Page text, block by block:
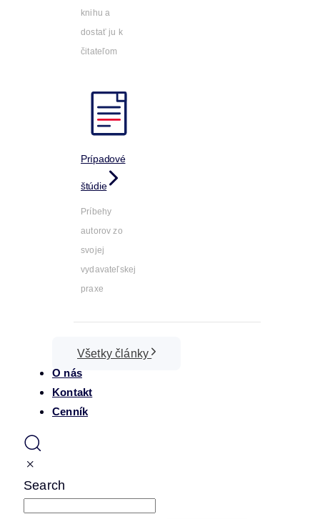
knihu a
dostať ju k
čitateľom
Prípadové
štúdie
Príbehy
autorov zo
svojej
vydavateľskej
praxe
Všetky články
O nás
Kontakt
Cenník
Search